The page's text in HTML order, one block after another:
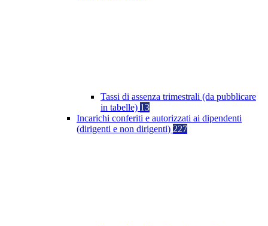
Tassi di assenza trimestrali (da pubblicare
in tabelle) 13
Incarichi conferiti e autorizzati ai dipendenti
(dirigenti e non dirigenti) 227